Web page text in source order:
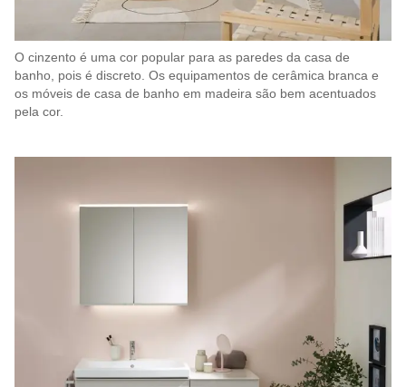
O cinzento é uma cor popular para as paredes da casa de
banho, pois é discreto. Os equipamentos de cerâmica branca e
os móveis de casa de banho em madeira são bem acentuados
pela cor.